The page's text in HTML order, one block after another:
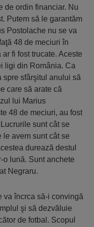
de ordin financiar. Nu
Putem să le garantăm
Postolache nu se va
48 de meciuri în
fi fost trucate. Aceste
ligi din România. Ca
spre sfârşitul anului să
care să arate că
lui Marius
48 de meciuri, au fost
sunt cât se
le avem sunt cât se
durează destul
o lună. Sunt anchete
Negraru.
va încrca să-i convingă
şi să dezvăluie
de fotbal. Scopul